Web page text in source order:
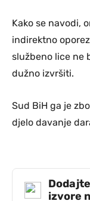
Kako se navodi,
indirektno
službeno lice ne
dužno izvršiti.
Sud BiH ga je
djelo davanje
izvore